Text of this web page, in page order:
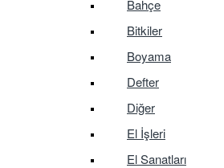
Bahçe
Bitkiler
Boyama
Defter
Diğer
El İşleri
El Sanatları